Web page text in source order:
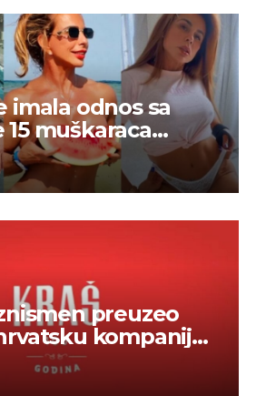
imala odnos sa
muškaraca
– „Doktor mi je
preuzeo
kompaniju i
– Hrvati ne